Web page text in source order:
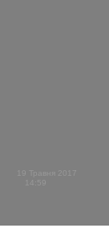
19 Травня 2017
14:59